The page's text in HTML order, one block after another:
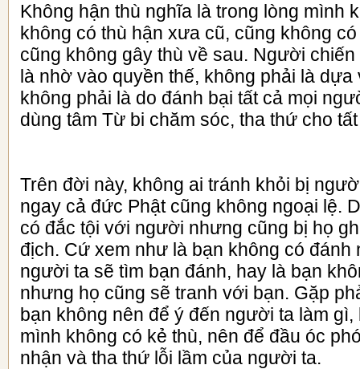
Không hận thù nghĩa là trong lòng mình
không có thù hận xưa cũ, cũng không
cũng không gây thù về sau. Người
là nhờ vào quyền thế, không phải là dựa
không phải là do đánh bại tất cả mọi
dùng tâm Từ bi chăm sóc, tha thứ cho
Trên đời này, không ai tránh khỏi bị
ngay cả đức Phật cũng không ngoại lệ.
có đắc tội với người nhưng cũng bị họ
địch. Cứ xem như là bạn không có
người ta sẽ tìm bạn đánh, hay là bạn
nhưng họ cũng sẽ tranh với bạn. Gặp
bạn không nên để ý đến người ta làm
mình không có kẻ thù, nên để đầu óc
nhận và tha thứ lỗi lầm của người ta.